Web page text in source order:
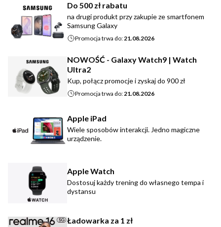
Do 500 zł rabatu
na drugi produkt przy zakupie ze smartfonem
Samsung Galaxy
Promocja trwa do:21.08.2026
NOWOŚĆ - Galaxy Watch9 | Watch
Ultra2
Kup, połącz promocje i zyskaj do 900 zł
Promocja trwa do:21.08.2026
Apple iPad
Wiele sposobów interakcji. Jedno magiczne
urządzenie.
Apple Watch
Dostosuj każdy trening do własnego tempa i
dystansu
Ładowarka za 1 zł